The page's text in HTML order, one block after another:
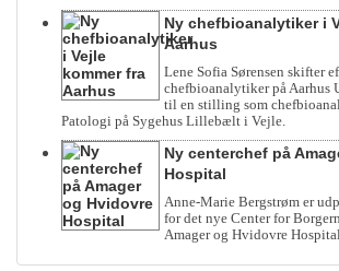
Ny chefbioanalytiker i
Aarhus
Lene Sofia Sørensen skifter
chefbioanalytiker på Aarhus
til en stilling som
Patologi på Sygehus Lillebælt i Vejle.
Ny centerchef på
Hospital
Anne-Marie Bergstrøm er
for det nye Center for
Amager og Hvidovre Hospital.